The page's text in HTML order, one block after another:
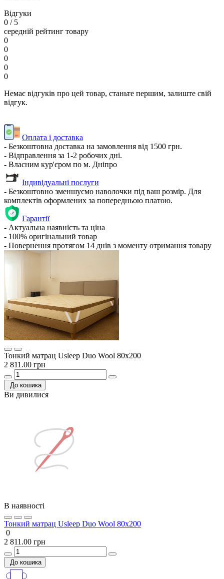
Відгуки
0 / 5
середній рейтинг товару
0
0
0
0
0
Немає відгуків про цей товар, станьте першим, залиште свій
відгук.
Оплата і доставка
- Безкоштовна доставка на замовлення від 1500 грн.
- Відправлення за 1-2 робочих дні.
- Власним кур'єром по м. Дніпро
Індивідуальні послуги
- Безкоштовно зменшуємо наволочки під ваш розмір. Для
комплектів оформлених за попередньою платою.
Гарантії
- Актуальна наявність та ціна
- 100% оригінальний товар
- Повернення протягом 14 днів з моменту отримання товару
Тонкий матрац Usleep Duo Wool 80х200
2 811.00 грн
До кошика
Ви дивилися
В наявності
Тонкий матрац Usleep Duo Wool 80х200
0
2 811.00 грн
До кошика